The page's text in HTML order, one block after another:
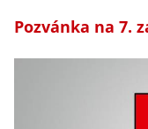
Pozvánka na 7.